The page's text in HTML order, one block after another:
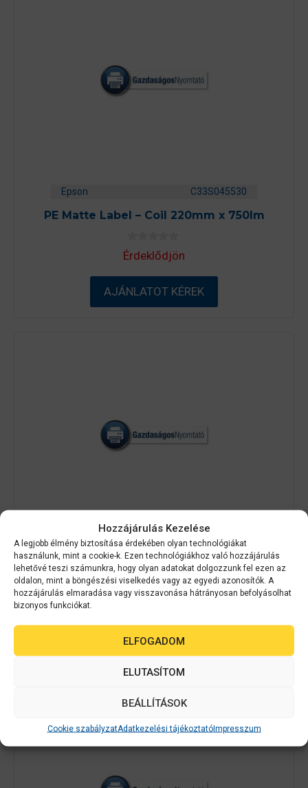
Hozzájárulás Kezelése
A legjobb élmény biztosítása érdekében olyan technológiákat
használunk, mint a cookie-k. Ezen technológiákhoz való hozzájárulás
lehetővé teszi számunkra, hogy olyan adatokat dolgozzunk fel ezen az
oldalon, mint a böngészési viselkedés vagy az egyedi azonosítók. A
hozzájárulás elmaradása vagy visszavonása hátrányosan befolyásolhat
bizonyos funkciókat.
ELFOGADOM
ELUTASÍTOM
BEÁLLÍTÁSOK
Cookie szabályzatAdatkezelési tájékoztatóImpresszum
Epson C33S045530
PE Matte Label – Coil 220mm x 750lm
0
a
5
-
b
ő
Érdeklődjön
AJÁNLATOT KÉREK
Epson C33S045716
PE Matte Label 76 x 127mm, 960 lab
z
-
b
l
AJÁNLATOT KÉREK